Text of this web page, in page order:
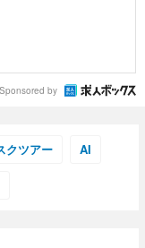
Sponsored by
クツアー AI